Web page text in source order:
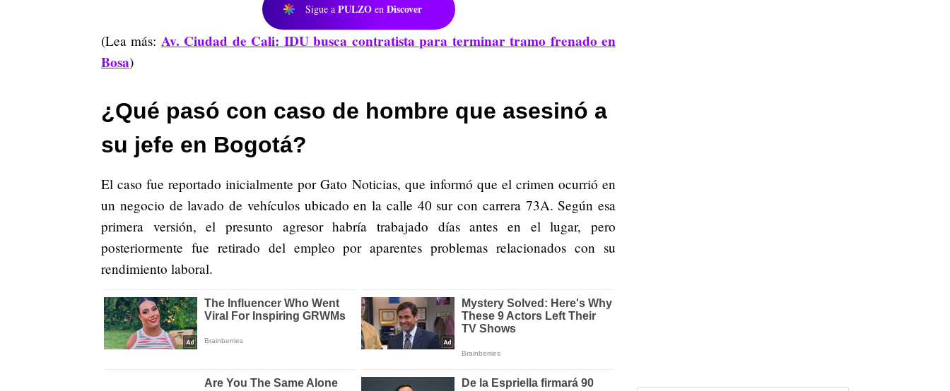
Sigue a PULZO en Discover
(Lea más: Av. Ciudad de Cali: IDU busca contratista para terminar tramo frenado en
Bosa)
¿Qué pasó con caso de hombre que asesinó a
su jefe en Bogotá?
El caso fue reportado inicialmente por Gato Noticias, que informó que el crimen ocurrió en
un negocio de lavado de vehículos ubicado en la calle 40 sur con carrera 73A. Según esa
primera versión, el presunto agresor habría trabajado días antes en el lugar, pero
posteriormente fue retirado del empleo por aparentes problemas relacionados con su
rendimiento laboral.